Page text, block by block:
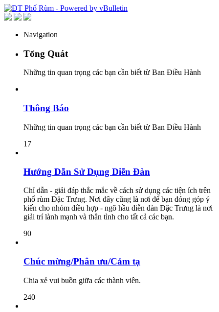
Navigation
Tổng Quát
Những tin quan trọng các bạn cần biết từ Ban Điều Hành
Thông Báo
Những tin quan trọng các bạn cần biết từ Ban Điều Hành
17
Hướng Dẫn Sử Dụng Diễn Đàn
Chỉ dẫn - giải đáp thắc mắc về cách sử dụng các tiện ích trên
phố rùm Đặc Trưng. Nơi đây cũng là nơi để bạn đóng góp ý
kiến cho nhóm điều hợp - ngõ hầu diễn đàn Đặc Trưng là nơi
giải trí lành mạnh và thân tình cho tất cả các bạn.
90
Chúc mừng/Phân ưu/Cảm tạ
Chia xẻ vui buồn giữa các thành viên.
240